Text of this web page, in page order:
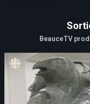
BeauceTV